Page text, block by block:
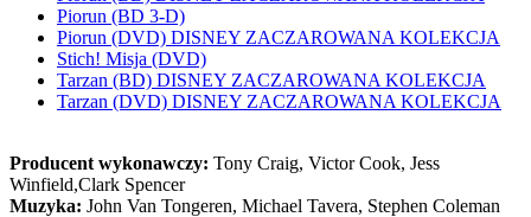
Piorun (BD 3-D)
Piorun (DVD) DISNEY ZACZAROWANA KOLEKCJA
Stich! Misja (DVD)
Tarzan (BD) DISNEY ZACZAROWANA KOLEKCJA
Tarzan (DVD) DISNEY ZACZAROWANA KOLEKCJA
Producent wykonawczy: Tony Craig, Victor Cook, Jess
Winfield,Clark Spencer
Muzyka: John Van Tongeren, Michael Tavera, Stephen Coleman